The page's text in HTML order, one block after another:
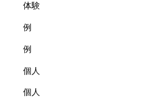
体験
例
例
個人
個人